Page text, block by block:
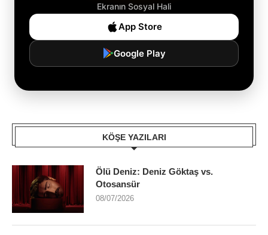
Ekranın Sosyal Hali
App Store
Google Play
KÖŞE YAZILARI
Ölü Deniz: Deniz Göktaş vs.
Otosansür
08/07/2026